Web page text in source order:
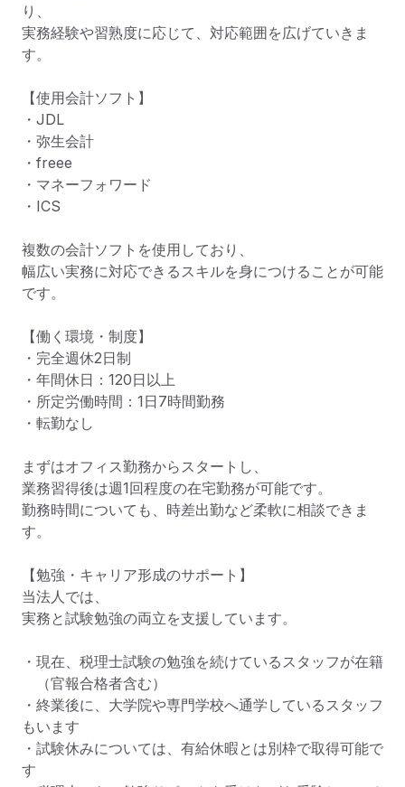
り、
実務経験や習熟度に応じて、対応範囲を広げていきま
す。
【使用会計ソフト】
・JDL
・弥生会計
・freee
・マネーフォワード
・ICS
複数の会計ソフトを使用しており、
幅広い実務に対応できるスキルを身につけることが可能
です。
【働く環境・制度】
・完全週休2日制
・年間休日：120日以上
・所定労働時間：1日7時間勤務
・転勤なし
まずはオフィス勤務からスタートし、
業務習得後は週1回程度の在宅勤務が可能です。
勤務時間についても、時差出勤など柔軟に相談できま
す。
【勉強・キャリア形成のサポート】
当法人では、
実務と試験勉強の両立を支援しています。
・現在、税理士試験の勉強を続けているスタッフが在籍
（官報合格者含む）
・終業後に、大学院や専門学校へ通学しているスタッフ
もいます
・試験休みについては、有給休暇とは別枠で取得可能で
す